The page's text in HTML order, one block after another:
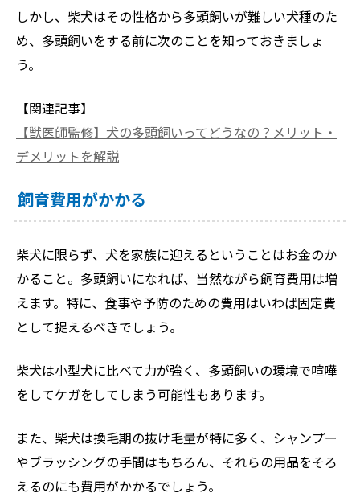
しかし、柴犬はその性格から多頭飼いが難しい犬種のた
め、多頭飼いをする前に次のことを知っておきましょ
う。
【関連記事】
【獣医師監修】犬の多頭飼いってどうなの？メリット・
デメリットを解説
飼育費用がかかる
柴犬に限らず、犬を家族に迎えるということはお金のか
かること。多頭飼いになれば、当然ながら飼育費用は増
えます。特に、食事や予防のための費用はいわば固定費
として捉えるべきでしょう。
柴犬は小型犬に比べて力が強く、多頭飼いの環境で喧嘩
をしてケガをしてしまう可能性もあります。
また、柴犬は換毛期の抜け毛量が特に多く、シャンプー
やブラッシングの手間はもちろん、それらの用品をそろ
えるのにも費用がかかるでしょう。